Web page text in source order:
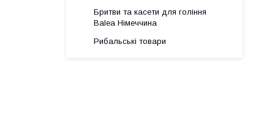
Бритви та касети для гоління
Balea Німеччина
Рибальські товари